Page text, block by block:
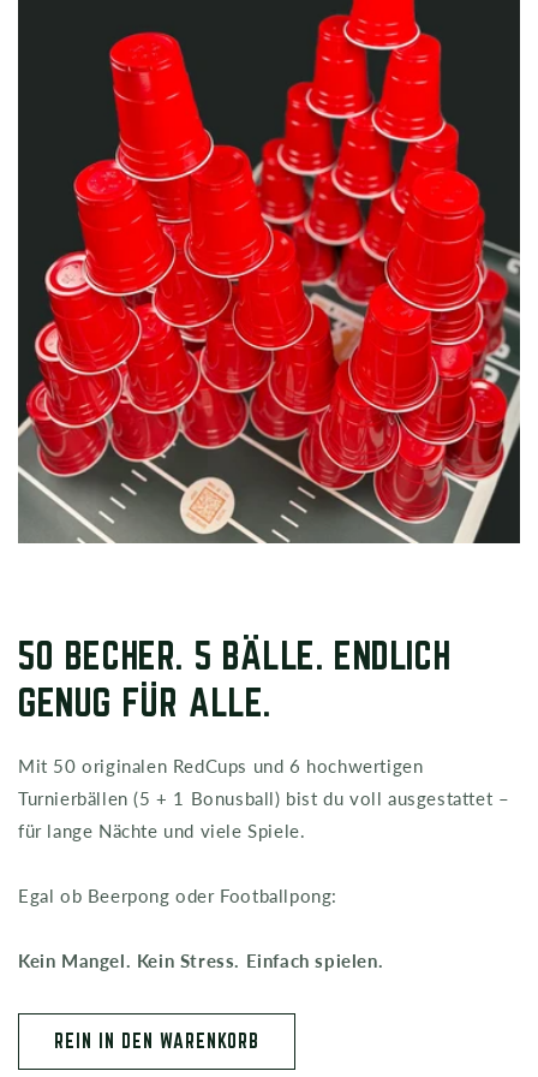
50 BECHER. 5 BÄLLE. ENDLICH
GENUG FÜR ALLE.
Mit 50 originalen RedCups und 6 hochwertigen
Turnierbällen (5 + 1 Bonusball) bist du voll ausgestattet –
für lange Nächte und viele Spiele.
Egal ob Beerpong oder Footballpong:
Kein Mangel. Kein Stress. Einfach spielen.
REIN IN DEN WARENKORB